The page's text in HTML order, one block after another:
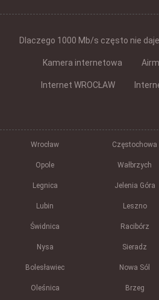
Dlaczego 1000 Mb/s często nie
Kamera internetowa
Internet WROCŁAW
Wrocław Częstochowa
Opole Wałbrzych
Legnica Jelenia Góra
Lubin Leszno
Świdnica Racibórz
Nysa Sieradz
Bolesławiec Nowa Sól
Oleśnica Brzeg